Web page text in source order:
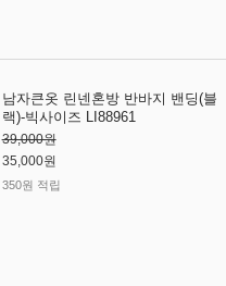
남자큰옷 린넨혼방 반바지 밴딩(블
랙)-빅사이즈 LI88961
39,000원
35,000원
350원 적립